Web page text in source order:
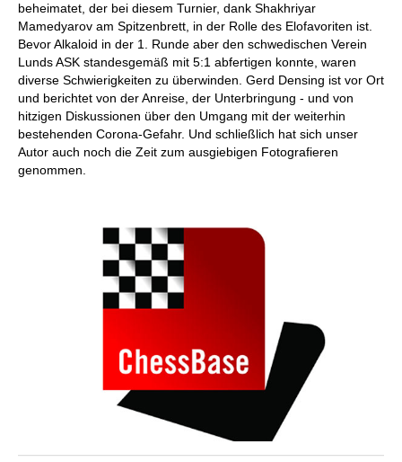
beheimatet, der bei diesem Turnier, dank Shakhriyar
Mamedyarov am Spitzenbrett, in der Rolle des Elofavoriten ist.
Bevor Alkaloid in der 1. Runde aber den schwedischen Verein
Lunds ASK standesgemäß mit 5:1 abfertigen konnte, waren
diverse Schwierigkeiten zu überwinden. Gerd Densing ist vor Ort
und berichtet von der Anreise, der Unterbringung - und von
hitzigen Diskussionen über den Umgang mit der weiterhin
bestehenden Corona-Gefahr. Und schließlich hat sich unser
Autor auch noch die Zeit zum ausgiebigen Fotografieren
genommen.